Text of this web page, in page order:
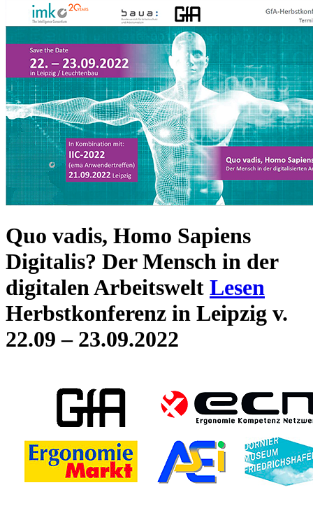
Quo vadis, Homo Sapiens
Digitalis? Der Mensch in der
digitalen Arbeitswelt Lesen
Herbstkonferenz in Leipzig v.
22.09 – 23.09.2022